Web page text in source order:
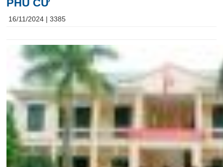
PHÙ CỪ
16/11/2024 | 3385